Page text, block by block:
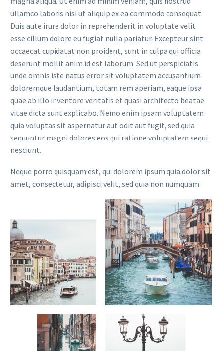
ullamco laboris nisi ut aliquip ex ea commodo consequat.
Duis aute irure dolor in reprehenderit in voluptate velit
esse cillum dolore eu fugiat nulla pariatur. Excepteur sint
occaecat cupidatat non proident, sunt in culpa qui officia
deserunt mollit anim id est laborum. Sed ut perspiciatis
unde omnis iste natus error sit voluptatem accusantium
doloremque laudantium, totam rem aperiam, eaque ipsa
quae ab illo inventore veritatis et quasi architecto beatae
vitae dicta sunt explicabo. Nemo enim ipsam voluptatem
quia voluptas sit aspernatur aut odit aut fugit, sed quia
sequuntur magni dolores eos qui ratione voluptatem sequi
nesciunt.
Neque porro quisquam est, qui dolorem ipsum quia dolor sit
amet, consectetur, adipisci velit, sed quia non numquam.